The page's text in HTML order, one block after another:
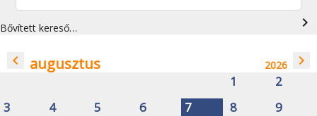
Bővített kereső… navigate_next
navigate_before augusztus 2026 navigate_next
1
2
3
4 5 6 7 8
9